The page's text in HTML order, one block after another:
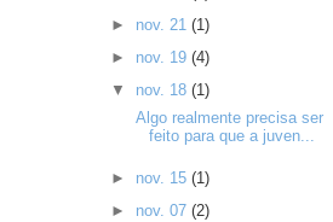
► nov. 21 (1)
► nov. 19 (4)
▼ nov. 18 (1)
Algo realmente precisa ser
feito para que a juven...
► nov. 15 (1)
► nov. 07 (2)